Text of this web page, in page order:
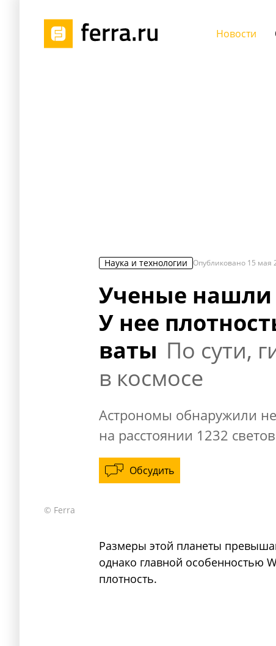
Новости
Наука и технологии Опубликовано 15 мая
Ученые нашли
У нее
ваты По сути,
в космосе
Астрономы обнаружили
на расстоянии 1232
Обсудить
© Ferra
Размеры этой планеты
однако главной особенностью
плотность.